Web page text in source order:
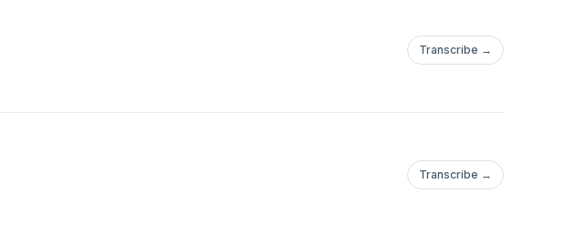
Transcribe →
Transcribe →